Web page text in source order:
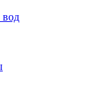
вод